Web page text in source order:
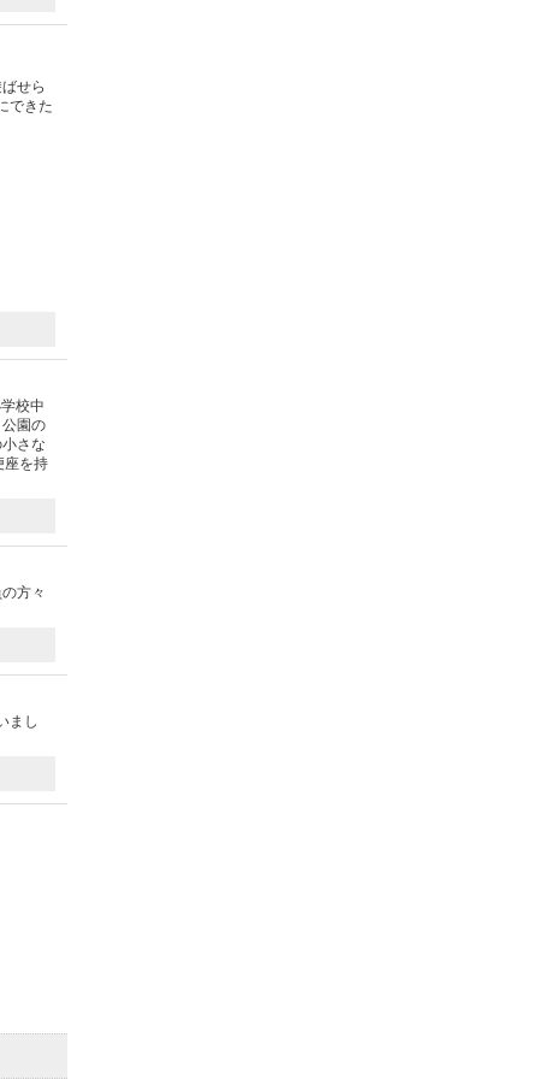
せら
できた
校中
園の
さな
座を持
方々
まし